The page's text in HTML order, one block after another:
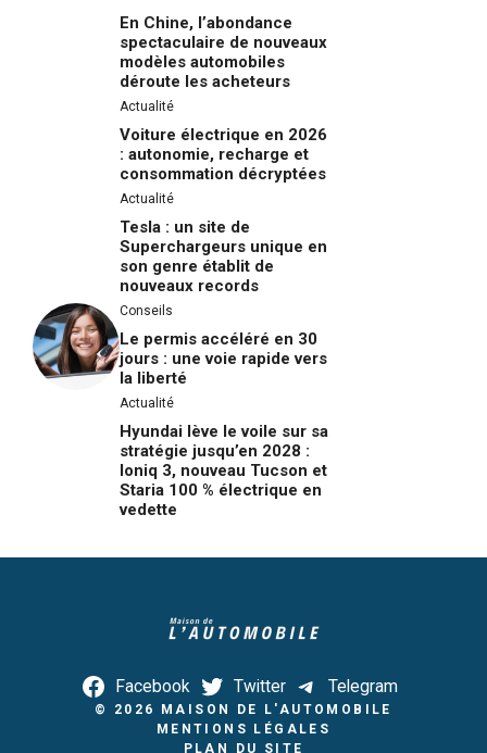
En Chine, l’abondance
spectaculaire de nouveaux
modèles automobiles
déroute les acheteurs
Actualité
Voiture électrique en 2026
: autonomie, recharge et
consommation décryptées
Actualité
Tesla : un site de
Superchargeurs unique en
son genre établit de
nouveaux records
Conseils
Le permis accéléré en 30
jours : une voie rapide vers
la liberté
Actualité
Hyundai lève le voile sur sa
stratégie jusqu’en 2028 :
Ioniq 3, nouveau Tucson et
Staria 100 % électrique en
vedette
Facebook Twitter Telegram
© 2026 MAISON DE L'AUTOMOBILE
MENTIONS LÉGALES
PLAN DU SITE